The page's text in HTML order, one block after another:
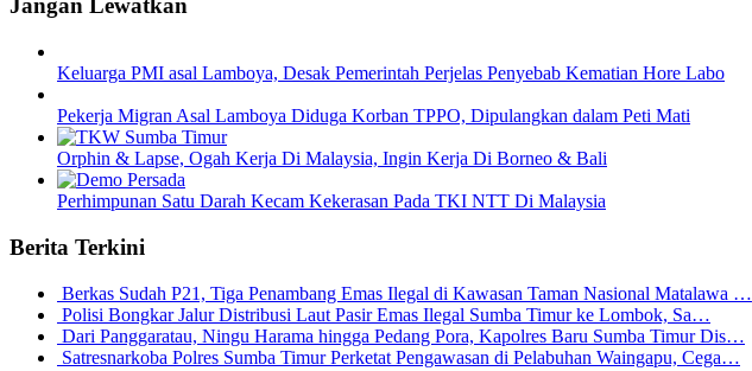
Jangan Lewatkan
Keluarga PMI asal Lamboya, Desak Pemerintah Perjelas Penyebab Kematian Hore Labo
Pekerja Migran Asal Lamboya Diduga Korban TPPO, Dipulangkan dalam Peti Mati
Orphin & Lapse, Ogah Kerja Di Malaysia, Ingin Kerja Di Borneo & Bali
Perhimpunan Satu Darah Kecam Kekerasan Pada TKI NTT Di Malaysia
Berita Terkini
Berkas Sudah P21, Tiga Penambang Emas Ilegal di Kawasan Taman Nasional Matalawa …
Polisi Bongkar Jalur Distribusi Laut Pasir Emas Ilegal Sumba Timur ke Lombok, Sa…
Dari Panggaratau, Ningu Harama hingga Pedang Pora, Kapolres Baru Sumba Timur Dis…
Satresnarkoba Polres Sumba Timur Perketat Pengawasan di Pelabuhan Waingapu, Cega…